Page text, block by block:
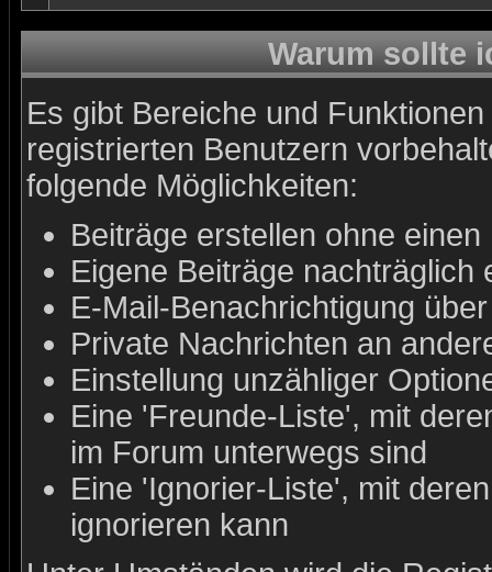
Warum sollte
Es gibt Bereiche und
registrierten Benutzern
folgende Möglichkeiten:
Beiträge erstellen ohne
Eigene Beiträge nachträglich
E-Mail-Benachrichtigung
Private Nachrichten an
Einstellung unzähliger
Eine 'Freunde-Liste', mit
im Forum unterwegs sind
Eine 'Ignorier-Liste', mit
ignorieren kann